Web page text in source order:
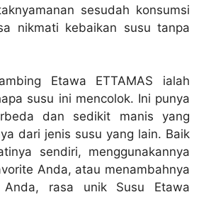
sesudah konsumsi
nikmati kebaikan susu tanpa
Etawa ETTAMAS ialah
susu ini mencolok. Ini punya
dan sedikit manis yang
dari jenis susu yang lain. Baik
sendiri, menggunakannya
Anda, atau menambahnya
rasa unik Susu Etawa